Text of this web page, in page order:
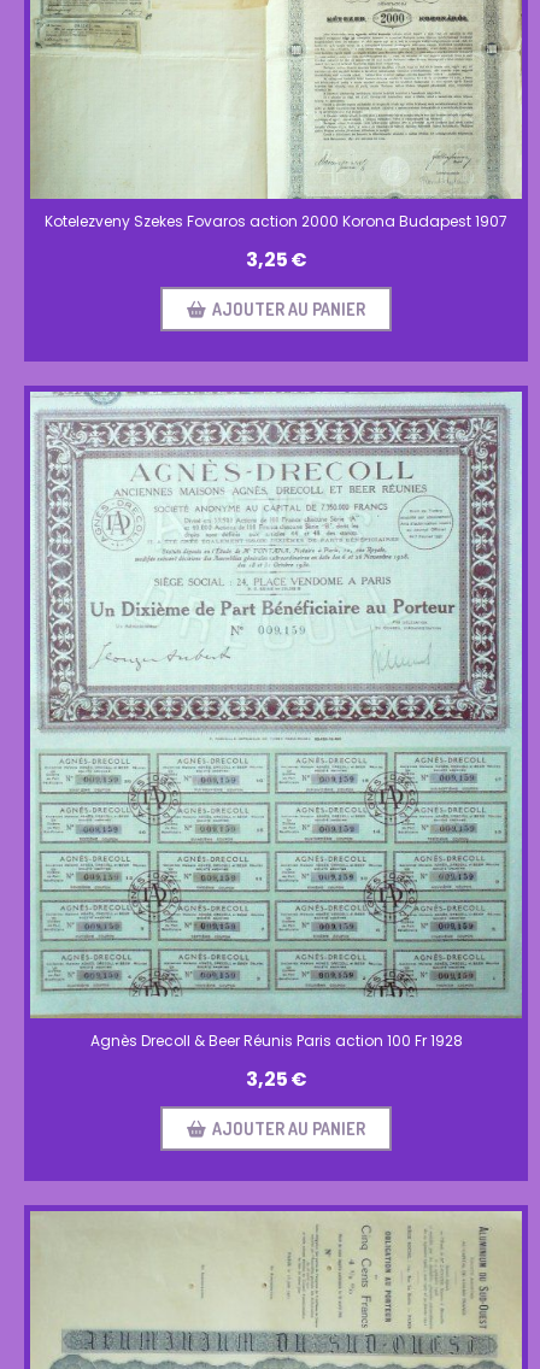
Kotelezveny Szekes Fovaros action 2000 Korona Budapest 1907
3,25€
AJOUTER AU PANIER
Agnès Drecoll & Beer Réunis Paris action 100 Fr 1928
3,25€
AJOUTER AU PANIER